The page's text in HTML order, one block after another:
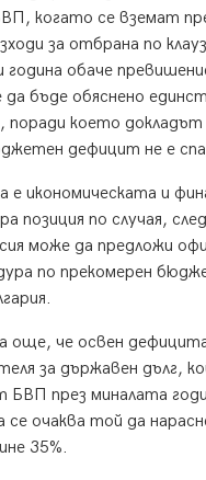
когато се вземат
за отбрана по
обаче
бъде обяснено
поради което докладът
дефицит не е
икономическата и
позиция по случая,
може да предложи
по прекомерен
още, че освен
за държавен дълг,
БВП през миналата
очаква той да
35%.